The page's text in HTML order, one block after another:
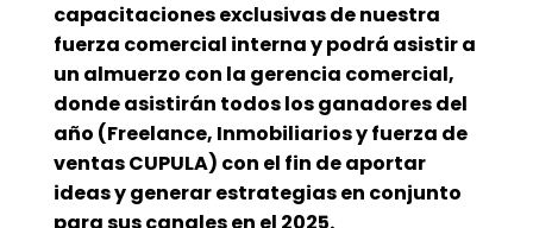
capacitaciones exclusivas de nuestra
fuerza comercial interna y podrá asistir a
un almuerzo con la gerencia comercial,
donde asistirán todos los ganadores del
año (Freelance, Inmobiliarios y fuerza de
ventas CUPULA) con el fin de aportar
ideas y generar estrategias en conjunto